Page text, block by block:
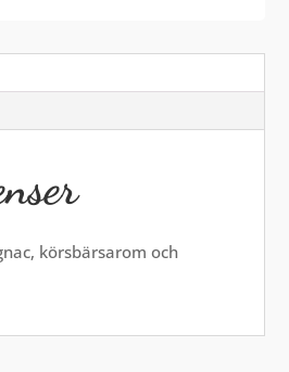
körsbärsarom och